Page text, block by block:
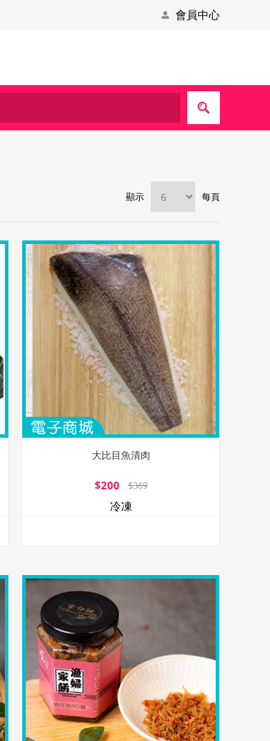
會員中心
顯示 每頁
大比目魚清肉
$200 $369
冷凍